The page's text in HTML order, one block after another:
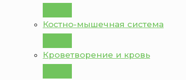
Костно-мышечная система
Кроветворение и кровь